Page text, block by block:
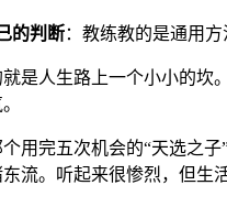
的判断：教练教的是通用
是人生路上一个小小的坎。
用完五次机会的“天选之
流。听起来很惨烈，但